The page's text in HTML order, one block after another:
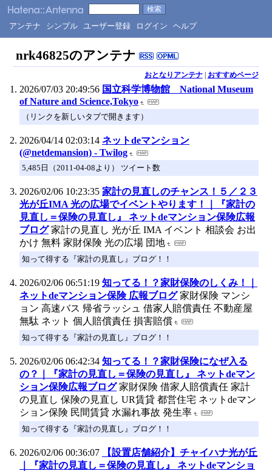
アンテナ シンプル ユーザー登録 ログイン ヘルプ
nrk46825のアンテナ
おとなりアンテナ| おすすめページ
2026/07/03 20:49:56 国立科学博物館 National Museum
of Nature and Science,Tokyo
（リンクを新しいタブで開きます）
2026/04/14 02:03:14 ネットdeマンション
(@netdemansion) - Twilog
5,485日（2011-04-08より） ツイート数
2026/02/06 10:23:35 家計の見直しのチャンス！５／２３
光が丘IMA 光の広場でイベントやります！｜『家計の
見直し＝保険の見直し』 ネットdeマンション保険広報
ブログ 家計の見直し 光が丘 IMA イベント 相談会 お出
かけ 無料 家財保険 光の広場 団地
知って得する『家計の見直し』ブログ！！
2026/02/06 06:51:19 知ってる！？家財保険のしくみ！｜
ネットdeマンション保険 広報ブログ 家財保険 マンシ
ョン 高速バス 帰省ラッシュ 借家人賠償責任 不動産屋
無駄 ネット 個人賠償責任 損害賠償
知って得する『家計の見直し』ブログ！！
2026/02/06 06:42:34 知ってる！？家財保険になぜ入る
の？｜『家計の見直し＝保険の見直し』 ネットdeマン
ション保険広報ブログ 家財保険 借家人賠償責任 家計
の見直し 保険の見直し UR賃貸 都営住宅 ネットdeマン
ション保険 民間賃貸 水漏れ事故 発生率
知って得する『家計の見直し』ブログ！！
2026/02/06 00:36:07
【設置店舗紹介】チャイハナ光が丘
｜『家計の見直し＝保険の見直し』 ネットdeマンショ